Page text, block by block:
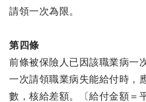
請領一次為限。
第四條
前條被保險人已因該職業病一
一次請領職業病失能給付時，
數，核給差額。〔給付金額＝